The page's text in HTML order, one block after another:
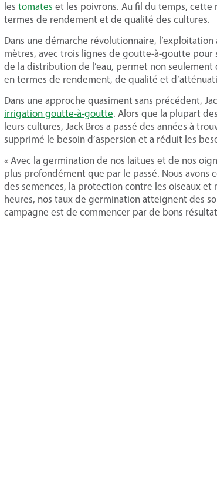
les tomates et les poivrons. Au fil du temps, cette
termes de rendement et de qualité des cultures.
Dans une démarche révolutionnaire,
mètres, avec trois lignes de goutte-à-goutte pour
de la distribution de l’eau, permet non seulement
en termes de rendement, de qualité et
Dans une approche quasiment sans précédent,
irrigation goutte-à-goutte. Alors que la plupart
leurs cultures, Jack Bros a passé des années à
supprimé le besoin d’aspersion et a réduit les
« Avec la germination de nos laitues et de nos
plus profondément que par le passé. Nous avons
des semences, la protection contre les oiseaux
heures, nos taux de germination atteignent des
campagne est de commencer par de bons